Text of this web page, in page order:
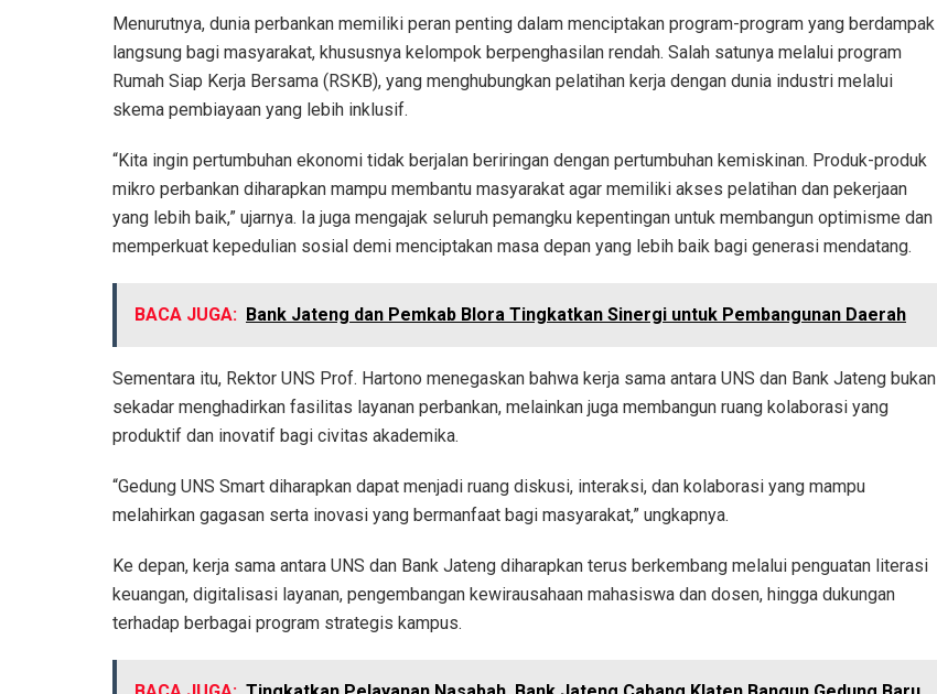
Menurutnya, dunia perbankan memiliki peran penting dalam menciptakan program-program yang berdampak
langsung bagi masyarakat, khususnya kelompok berpenghasilan rendah. Salah satunya melalui program
Rumah Siap Kerja Bersama (RSKB), yang menghubungkan pelatihan kerja dengan dunia industri melalui
skema pembiayaan yang lebih inklusif.
“Kita ingin pertumbuhan ekonomi tidak berjalan beriringan dengan pertumbuhan kemiskinan. Produk-produk
mikro perbankan diharapkan mampu membantu masyarakat agar memiliki akses pelatihan dan pekerjaan
yang lebih baik,” ujarnya. Ia juga mengajak seluruh pemangku kepentingan untuk membangun optimisme dan
memperkuat kepedulian sosial demi menciptakan masa depan yang lebih baik bagi generasi mendatang.
BACA JUGA: Bank Jateng dan Pemkab Blora Tingkatkan Sinergi untuk Pembangunan Daerah
Sementara itu, Rektor UNS Prof. Hartono menegaskan bahwa kerja sama antara UNS dan Bank Jateng bukan
sekadar menghadirkan fasilitas layanan perbankan, melainkan juga membangun ruang kolaborasi yang
produktif dan inovatif bagi civitas akademika.
“Gedung UNS Smart diharapkan dapat menjadi ruang diskusi, interaksi, dan kolaborasi yang mampu
melahirkan gagasan serta inovasi yang bermanfaat bagi masyarakat,” ungkapnya.
Ke depan, kerja sama antara UNS dan Bank Jateng diharapkan terus berkembang melalui penguatan literasi
keuangan, digitalisasi layanan, pengembangan kewirausahaan mahasiswa dan dosen, hingga dukungan
terhadap berbagai program strategis kampus.